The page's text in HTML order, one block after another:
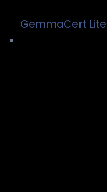
GemmaCert Lite